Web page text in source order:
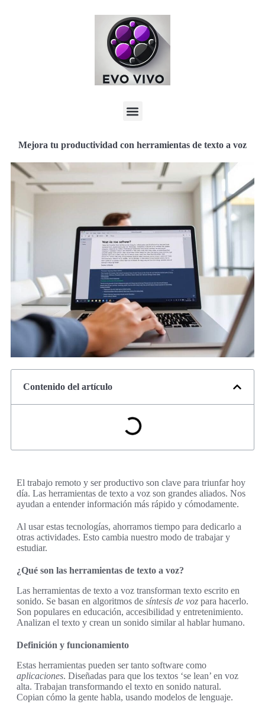
Mejora tu productividad con herramientas de texto a voz
Contenido del artículo
El trabajo remoto y ser productivo son clave para triunfar hoy
día. Las herramientas de texto a voz son grandes aliados. Nos
ayudan a entender información más rápido y cómodamente.
Al usar estas tecnologías, ahorramos tiempo para dedicarlo a
otras actividades. Esto cambia nuestro modo de trabajar y
estudiar.
¿Qué son las herramientas de texto a voz?
Las herramientas de texto a voz transforman texto escrito en
sonido. Se basan en algoritmos de síntesis de voz para hacerlo.
Son populares en educación, accesibilidad y entretenimiento.
Analizan el texto y crean un sonido similar al hablar humano.
Definición y funcionamiento
Estas herramientas pueden ser tanto software como
aplicaciones. Diseñadas para que los textos ‘se lean’ en voz
alta. Trabajan transformando el texto en sonido natural.
Copian cómo la gente habla, usando modelos de lenguaje.